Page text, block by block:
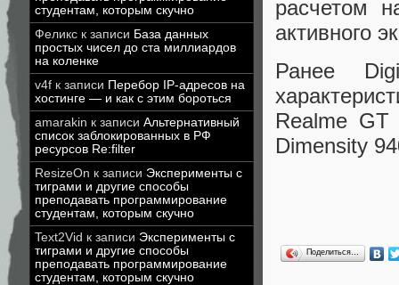
студентам, которым скучно
Феликс к записи База данных
простых чисел до ста миллиардов
на коленке
v4f к записи Перебор IP-адресов на
хостинге — и как с этим бороться
amarakin к записи Альтернативный
список заблокированных в РФ
ресурсов Re:filter
ResizeOn к записи Эксперименты с
тиграми и другие способы
преподавать программирование
студентам, которым скучно
Text2Vid к записи Эксперименты с
тиграми и другие способы
преподавать программирование
студентам, которым скучно
расчетом
активного
Ранее
Realme
Dimensity
Поделиться…